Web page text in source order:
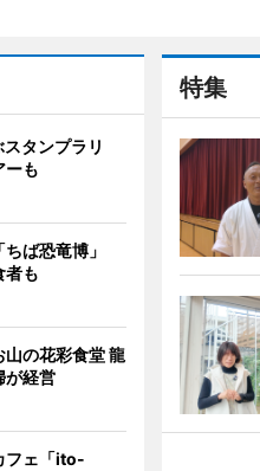
特集
タンプラリ
も
ちば恐竜博」
者も
の花彩食堂 龍
経営
フェ「ito-